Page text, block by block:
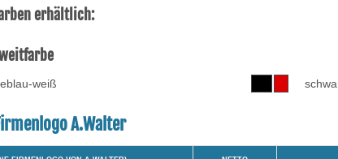
erhältlich:
weiß
A.Walter